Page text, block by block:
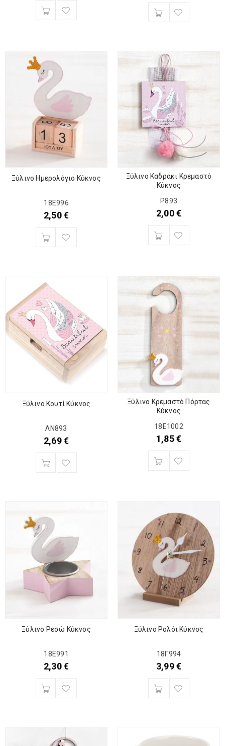
Ξύλινο Ημερολόγιο Κύκνος
18Ε996
2,50€
Ξύλινο Καδράκι Κρεμαστό
Κύκνος
Ρ893
2,00€
Ξύλινο Κουτί Κύκνος
ΛΝ893
2,69€
Ξύλινο Κρεμαστό Πόρτας
Κύκνος
18Ε1002
1,85€
Ξύλινο Ρεσώ Κύκνος
18Ε991
2,30€
Ξύλινο Ρολόι Κύκνος
18Γ994
3,99€